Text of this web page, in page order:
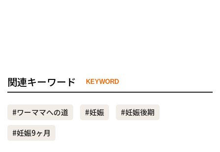
関連キーワード KEYWORD
#ワーママへの道 #妊娠
#妊娠後期
#妊娠9ヶ月